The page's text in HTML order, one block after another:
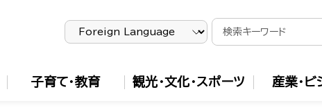
子育て・教育 観光・文化・スポーツ 産業・ビ